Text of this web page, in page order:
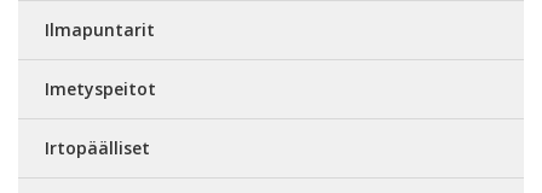
Ilmapuntarit
Imetyspeitot
Irtopäälliset